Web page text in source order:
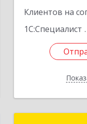
Клиентов на
1С:Специалист